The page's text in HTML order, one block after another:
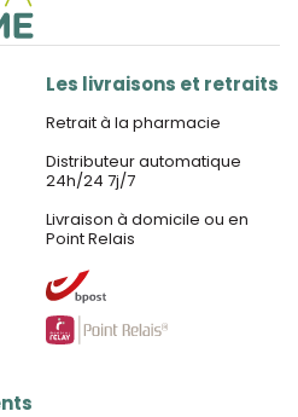
Les livraisons et retraits
Retrait à la pharmacie
Distributeur automatique
24h/24 7j/7
Livraison à domicile ou en
Point Relais